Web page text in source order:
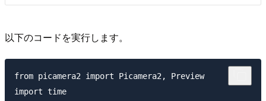
以下のコードを実行します。
from picamera2 import Picamera2, Preview
import time